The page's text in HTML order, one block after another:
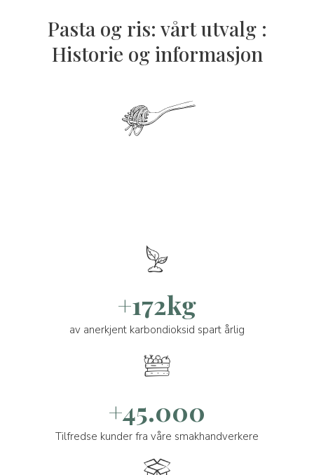
Pasta og ris: vårt utvalg :
Historie og informasjon
+172kg
av anerkjent karbondioksid spart årlig
+45.000
Tilfredse kunder fra våre smakhandverkere